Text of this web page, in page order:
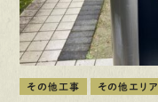
その他工事 その他エリア